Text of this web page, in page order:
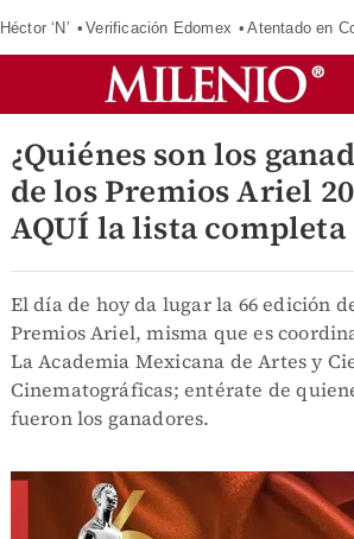
Héctor ‘N’ Verificación Edomex Atentado en
¿Quiénes son los
de los Premios Ariel
AQUÍ la lista completa
El día de hoy da lugar la 66 edición
Premios Ariel, misma que es
La Academia Mexicana de Artes y
Cinematográficas; entérate de
fueron los ganadores.